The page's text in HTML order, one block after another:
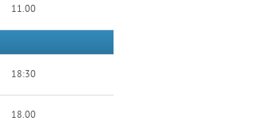
11.00
18:30
18.00